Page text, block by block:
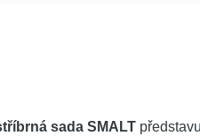
sada SMALT